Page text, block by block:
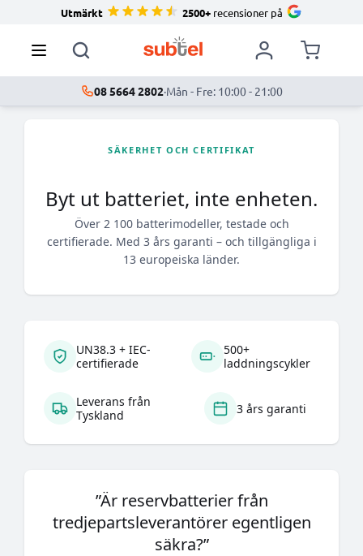
Utmärkt 2500+ recensioner på
08 5664 2802·Mån - Fre: 10:00 - 21:00
SÄKERHET OCH CERTIFIKAT
Byt ut batteriet, inte enheten.
Över 2 100 batterimodeller, testade och
certifierade. Med 3 års garanti – och tillgängliga i
13 europeiska länder.
UN38.3 + IEC-
certifierade
500+
laddningscykler
Leverans från
Tyskland
3 års garanti
”Är reservbatterier från
tredjepartsleverantörer egentligen
säkra?”